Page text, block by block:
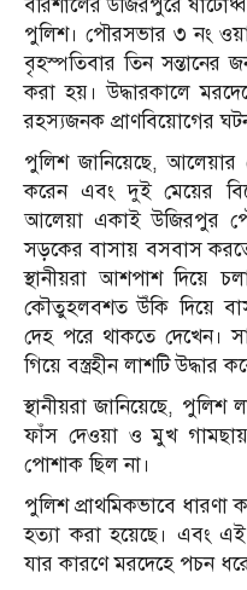
বরিশালের উজিরপুরে
পুলিশ। পৌরসভার ৩ নং
বৃহস্পতিবার তিন সন্তানের
করা হয়। উদ্ধারকালে
রহস্যজনক প্রাণবিয়োগের
পুলিশ জানিয়েছে, আলেয়ার
করেন এবং দুই মেয়ের
আলেয়া একাই উজিরপুর
সড়কের বাসায় বসবাস
স্থানীয়রা আশপাশ দিয়ে
কৌতুহলবশত উঁকি দিয়ে
দেহ পরে থাকতে দেখেন।
গিয়ে বস্ত্রহীন লাশটি উদ্ধার
স্থানীয়রা জানিয়েছে, পুলিশ
ফাঁস দেওয়া ও মুখ
পোশাক ছিল না।
পুলিশ প্রাথমিকভাবে ধারণা
হত্যা করা হয়েছে। এবং
যার কারণে মরদেহে পচন